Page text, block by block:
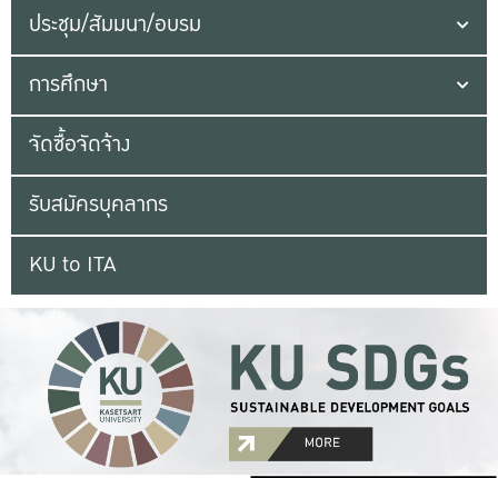
ประชุม/สัมมนา/อบรม
การศึกษา
จัดซื้อจัดจ้าง
รับสมัครบุคลากร
KU to ITA